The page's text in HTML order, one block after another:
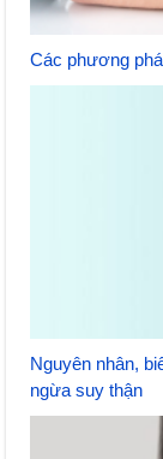
Các phương
Nguyên nhân,
ngừa suy thận